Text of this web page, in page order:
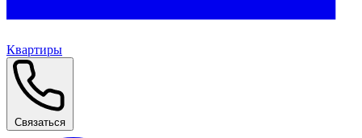
Квартиры
Связаться